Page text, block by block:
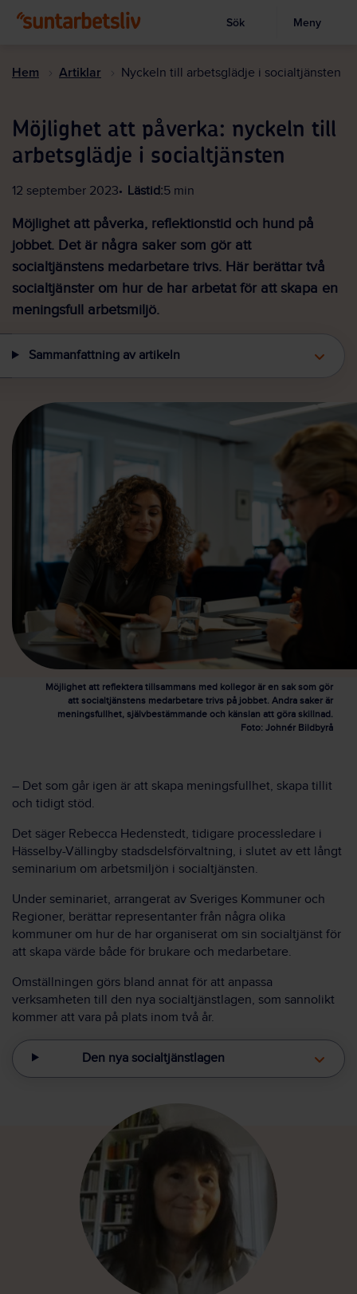
till
Visa sökruta
Sök Meny
Hem Artiklar Nyckeln till arbetsglädje i socialtjänsten
Möjlighet att påverka: nyckeln till
arbetsglädje i socialtjänsten
12 september 2023 Lästid:5 min
Möjlighet att påverka, reflektionstid och hund på
jobbet. Det är några saker som gör att
socialtjänstens medarbetare trivs. Här berättar två
socialtjänster om hur de har arbetat för att skapa en
meningsfull arbetsmiljö.
Sammanfattning av artikeln
Möjlighet att reflektera tillsammans med kollegor är en sak som gör
att socialtjänstens medarbetare trivs på jobbet. Andra saker är
meningsfullhet, självbestämmande och känslan att göra skillnad.
Foto: Johnér Bildbyrå
– ­Det som går igen är att skapa meningsfullhet, skapa tillit
och tidigt stöd.
Det säger Rebecca Hedenstedt, tidigare processledare i
Hässelby-Vällingby stadsdelsförvaltning, i slutet av ett långt
seminarium om arbetsmiljön i socialtjänsten.
Under seminariet, arrangerat av Sveriges Kommuner och
Regioner, berättar representanter från några olika
kommuner om hur de har organiserat om sin socialtjänst för
att skapa värde både för brukare och medarbetare.
Omställningen görs bland annat för att anpassa
verksamheten till den nya socialtjänstlagen, som sannolikt
kommer att vara på plats inom två år.
Den nya socialtjänstlagen